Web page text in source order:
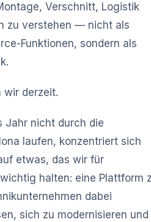
Verschnitt, Logistik
zu verstehen — nicht als
Funktionen, sondern als
wir derzeit.
Jahr nicht durch die
laufen, konzentriert sich
etwas, das wir für
halten: eine Plattform
dabei
sich zu modernisieren und